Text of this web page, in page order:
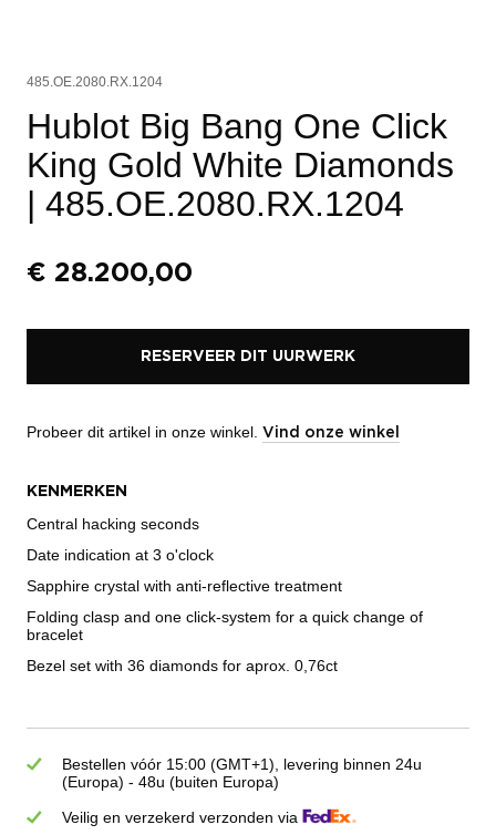
485.OE.2080.RX.1204
Hublot Big Bang One Click
King Gold White Diamonds
| 485.OE.2080.RX.1204
€ 28.200,00
RESERVEER DIT UURWERK
Probeer dit artikel in onze winkel. Vind onze winkel
KENMERKEN
Central hacking seconds
Date indication at 3 o'clock
Sapphire crystal with anti-reflective treatment
Folding clasp and one click-system for a quick change of
bracelet
Bezel set with 36 diamonds for aprox. 0,76ct
Bestellen vóór 15:00 (GMT+1), levering binnen 24u
(Europa) - 48u (buiten Europa)
Veilig en verzekerd verzonden via